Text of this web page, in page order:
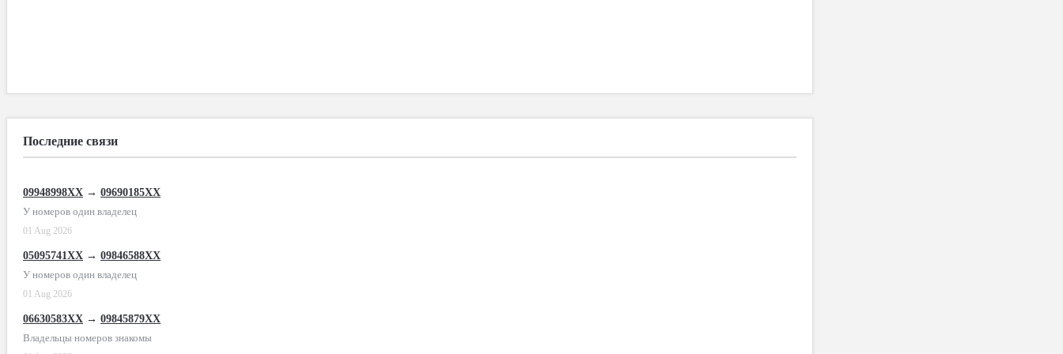
Последние связи
09948998XX → 09690185XX
У номеров один владелец
01 Aug 2026
05095741XX → 09846588XX
У номеров один владелец
01 Aug 2026
06630583XX → 09845879XX
Владельцы номеров знакомы